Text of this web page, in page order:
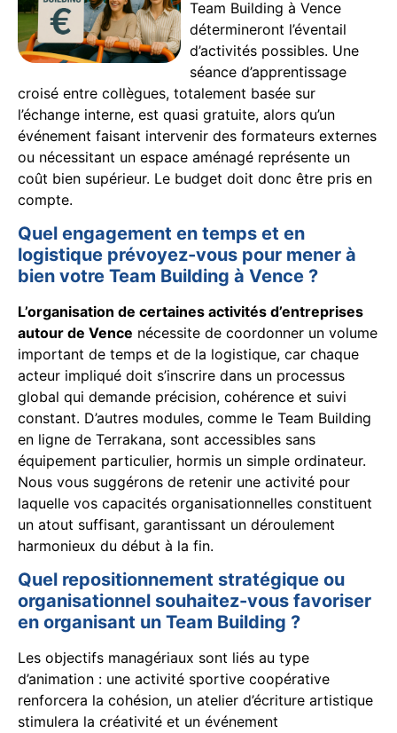
Team Building à Vence
détermineront l’éventail
d’activités possibles. Une
séance d’apprentissage
croisé entre collègues, totalement basée sur
l’échange interne, est quasi gratuite, alors qu’un
événement faisant intervenir des formateurs externes
ou nécessitant un espace aménagé représente un
coût bien supérieur. Le budget doit donc être pris en
compte.
Quel engagement en temps et en
logistique prévoyez-vous pour mener à
bien votre Team Building à Vence ?
L’organisation de certaines activités d’entreprises
autour de Vence nécessite de coordonner un volume
important de temps et de la logistique, car chaque
acteur impliqué doit s’inscrire dans un processus
global qui demande précision, cohérence et suivi
constant. D’autres modules, comme le Team Building
en ligne de Terrakana, sont accessibles sans
équipement particulier, hormis un simple ordinateur.
Nous vous suggérons de retenir une activité pour
laquelle vos capacités organisationnelles constituent
un atout suffisant, garantissant un déroulement
harmonieux du début à la fin.
Quel repositionnement stratégique ou
organisationnel souhaitez-vous favoriser
en organisant un Team Building ?
Les objectifs managériaux sont liés au type
d’animation : une activité sportive coopérative
renforcera la cohésion, un atelier d’écriture artistique
stimulera la créativité et un événement